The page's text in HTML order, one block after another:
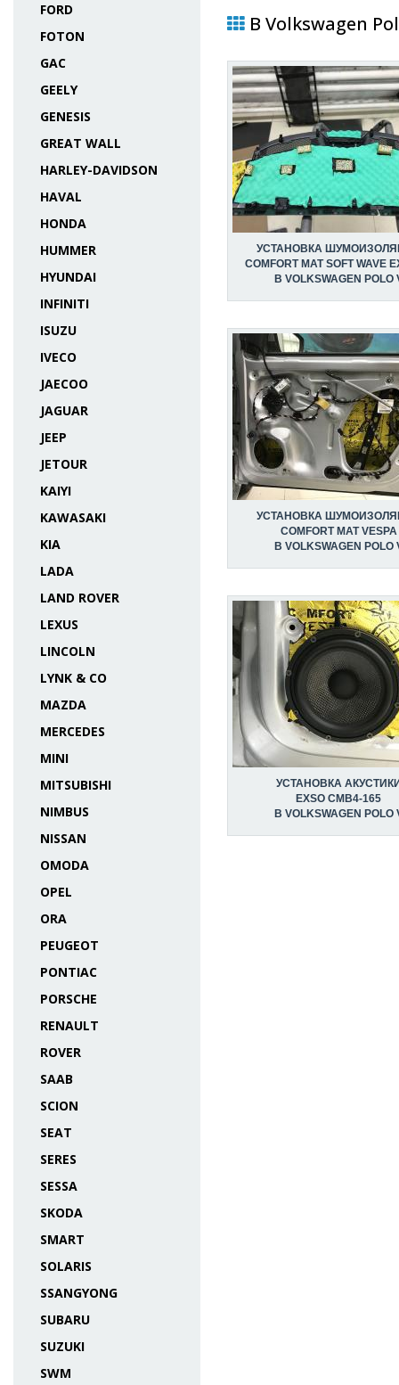
FORD
FOTON
GAC
GEELY
GENESIS
GREAT WALL
HARLEY-DAVIDSON
HAVAL
HONDA
HUMMER
HYUNDAI
INFINITI
ISUZU
IVECO
JAECOO
JAGUAR
JEEP
JETOUR
KAIYI
KAWASAKI
KIA
LADA
LAND ROVER
LEXUS
LINCOLN
LYNK & CO
MAZDA
MERCEDES
MINI
MITSUBISHI
NIMBUS
NISSAN
OMODA
OPEL
ORA
PEUGEOT
PONTIAC
PORSCHE
RENAULT
ROVER
SAAB
SCION
SEAT
SERES
SESSA
SKODA
SMART
SOLARIS
SSANGYONG
SUBARU
SUZUKI
SWM
В Volkswagen
УСТАНОВКА
COMFORT MAT SOFT WAVE
В VOLKSWAGEN POLO
УСТАНОВКА
COMFORT MAT VESPA
В VOLKSWAGEN POLO
УСТАНОВКА
EXSO CMB4-165
В VOLKSWAGEN POLO